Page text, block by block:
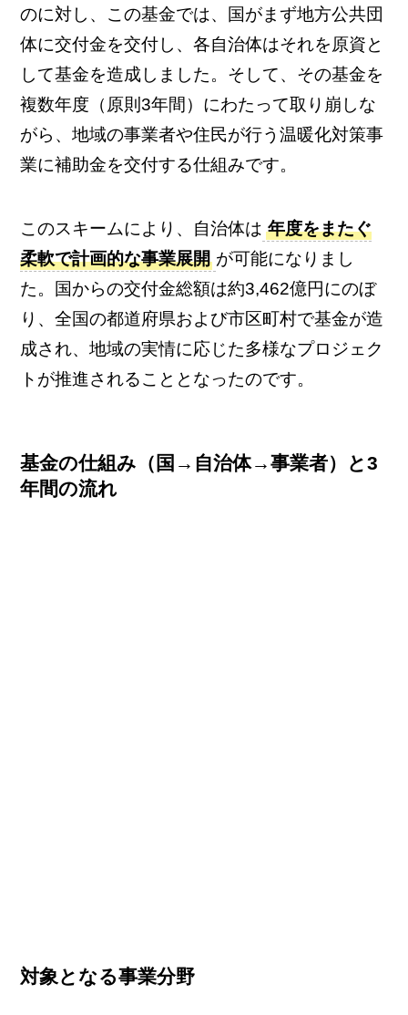
のに対し、この基金では、国がまず地方公共団
体に交付金を交付し、各自治体はそれを原資と
して基金を造成しました。そして、その基金を
複数年度（原則3年間）にわたって取り崩しな
がら、地域の事業者や住民が行う温暖化対策事
業に補助金を交付する仕組みです。
このスキームにより、自治体は 年度をまたぐ
柔軟で計画的な事業展開 が可能になりまし
た。国からの交付金総額は約3,462億円にのぼ
り、全国の都道府県および市区町村で基金が造
成され、地域の実情に応じた多様なプロジェク
トが推進されることとなったのです。
基金の仕組み（国→自治体→事業者）と3
年間の流れ
対象となる事業分野